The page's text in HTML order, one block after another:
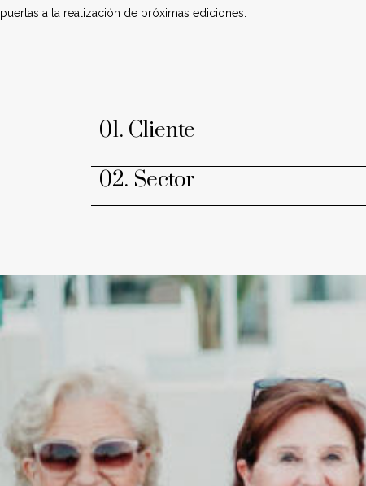
puertas a la realización de próximas ediciones.
01. Cliente
02. Sector